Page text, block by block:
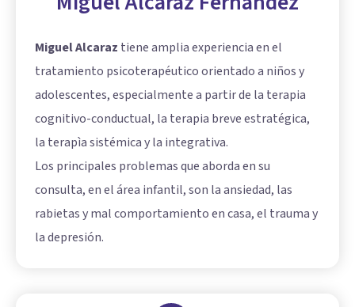
Miguel Alcaraz tiene amplia experiencia en el
tratamiento psicoterapéutico orientado a niños y
adolescentes, especialmente a partir de la terapia
cognitivo-conductual, la terapia breve estratégica,
la terapìa sistémica y la integrativa.
Los principales problemas que aborda en su
consulta, en el área infantil, son la ansiedad, las
rabietas y mal comportamiento en casa, el trauma y
la depresión.